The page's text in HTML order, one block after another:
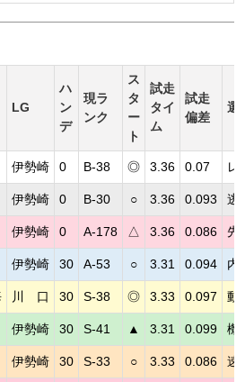
LG
ハ
ン
デ
現ラ
ンク
ス
タ
ー
ト
試走
タイ
ム
試走
偏差
選
伊勢崎 0 B-38 ◎ 3.36 0.07 レ
伊勢崎 0 B-30 ○ 3.36 0.093 逃
伊勢崎 0 A-178 △ 3.36 0.086 先
伊勢崎 30 A-53 ○ 3.31 0.094 内
川 口 30 S-38 ◎ 3.33 0.097 動
伊勢崎 30 S-41 ▲ 3.31 0.099 機
伊勢崎 30 S-33 ○ 3.33 0.086 速